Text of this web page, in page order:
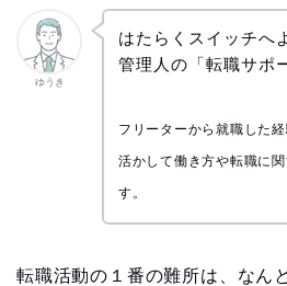
ゆうき
はたらくスイッチへ
管理人の「転職サポ
フリーターから就職した
活かして働き方や転職に
す。
転職活動の１番の難所は、なん